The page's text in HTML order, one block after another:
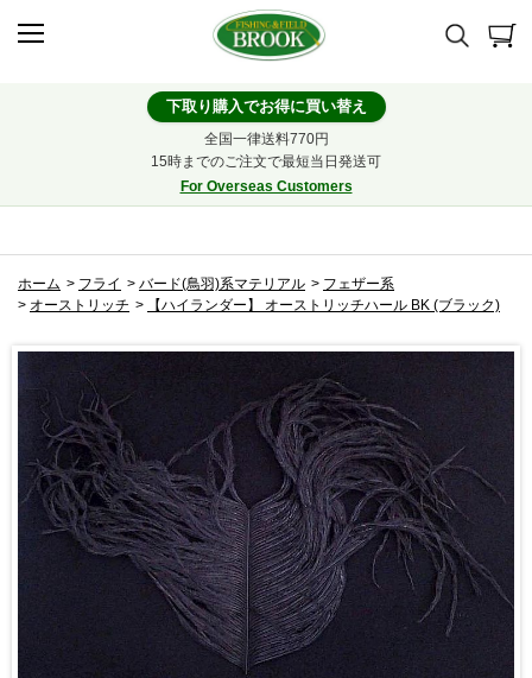
下取り購入でお得に買い替え
全国一律送料770円
15時までのご注文で最短当日発送可
For Overseas Customers
ホーム > フライ > バード(鳥羽)系マテリアル > フェザー系
> オーストリッチ > 【ハイランダー】 オーストリッチハール BK (ブラック)